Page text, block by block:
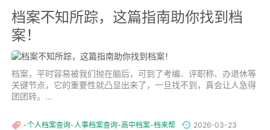
档案不知所踪，这篇指南助你找到档
案！
档案，平时容易被我们抛在脑后，可到了考编、评职称、办退休等
关键节点，它的重要性就凸显出来了，一旦找不到，真会让人急得
团团转。...
-个人档案查询-人事档案查询-高中档案-档来帮
2026-03-23